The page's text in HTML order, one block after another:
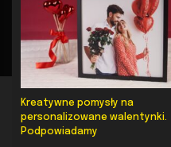
Kreatywne pomysły na
personalizowane walentynki.
Podpowiadamy